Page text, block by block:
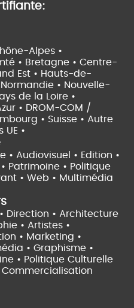
Alpes •
• Bretagne • Centre-
Est • Hauts-de-
Normandie • Nouvelle-
de la Loire •
• DROM-COM /
• Suisse • Autre
UE •
• Audiovisuel • Edition •
Patrimoine • Politique
• Web • Multimédia
Direction • Architecture
• Artistes •
• Marketing •
• Graphisme •
• Politique Culturelle
Commercialisation